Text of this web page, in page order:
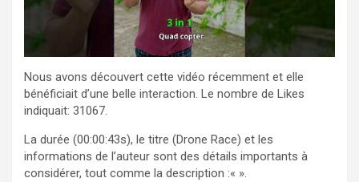
Nous avons découvert cette vidéo récemment et elle
bénéficiait d’une belle interaction. Le nombre de Likes
indiquait: 31067.
La durée (00:00:43s), le titre (Drone Race) et les
informations de l’auteur sont des détails importants à
considérer, tout comme la description :« ».